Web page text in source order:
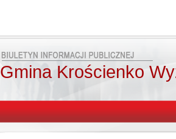
Gmina Krościenko